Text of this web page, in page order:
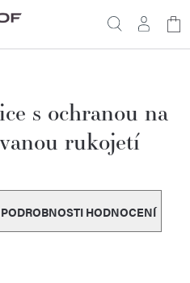
s ochranou na
rukojetí
PODROBNOSTI HODNOCENÍ